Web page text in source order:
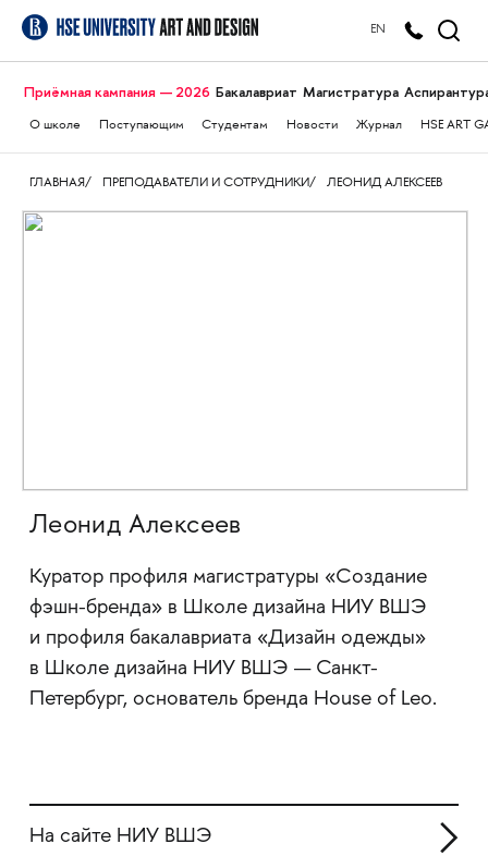
EN
Приёмная кампания — 2026 Бакалавриат Магистратура
О школе Поступающим Студентам Новости Журнал HSE ART
ГЛАВНАЯ ПРЕПОДАВАТЕЛИ И СОТРУДНИКИ ЛЕОНИД АЛЕКСЕЕВ
Леонид Алексеев
Куратор профиля магистратуры «Создание
фэшн-бренда» в Школе дизайна НИУ ВШЭ
и профиля бакалавриата «Дизайн одежды»
в Школе дизайна НИУ ВШЭ — Санкт-
Петербург, основатель бренда House of Leo.
На сайте НИУ ВШЭ